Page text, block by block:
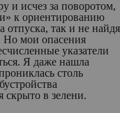
и исчез за поворотом,
к ориентированию
отпуска, так и не найдя
Но мои опасения
указатели
Я даже нашла
столь
в зелени.